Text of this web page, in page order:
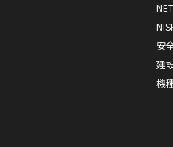
安
建
機